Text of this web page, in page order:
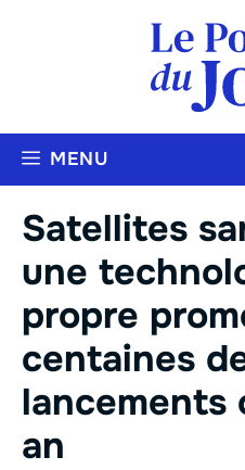
MENU
Satellites
une
propre
centaines
lancements
an